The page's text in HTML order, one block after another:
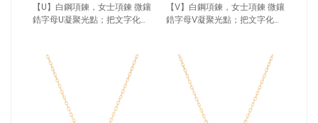
【U】白鋼項鍊，女士項鍊 微鑲
鋯字母U凝聚光點；把文字化為
【V】白鋼項鍊，女士項鍊 微鑲
鋯字母V凝聚光點；把文字化為